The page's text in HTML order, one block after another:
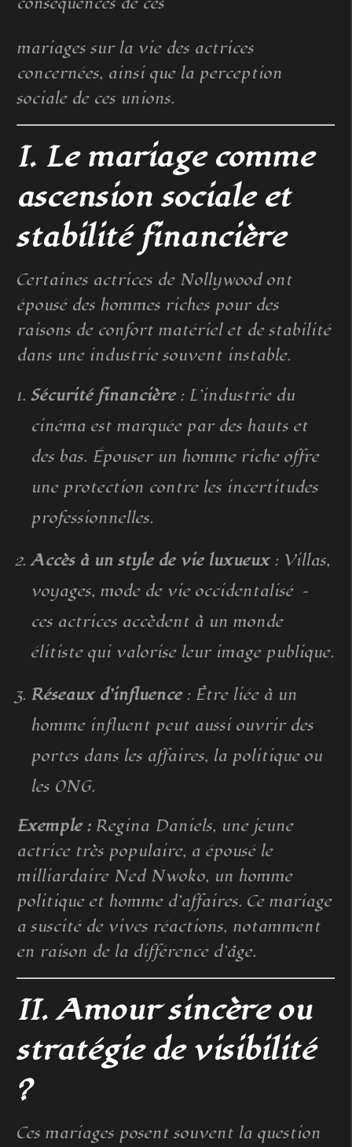
mariages sur la vie des actrices
concernées, ainsi que la perception
sociale de ces unions.
I. Le mariage comme
ascension sociale et
stabilité financière
Certaines actrices de Nollywood ont
épousé des hommes riches pour des
raisons de confort matériel et de stabilité
dans une industrie souvent instable.
Sécurité financière: L’industrie du
cinéma est marquée par des hauts et
des bas. Épouser un homme riche offre
une protection contre les incertitudes
professionnelles.
Accès à un style de vie luxueux: Villas,
voyages, mode de vie occidentalisé —
ces actrices accèdent à un monde
élitiste qui valorise leur image publique.
Réseaux d’influence: Être liée à un
homme influent peut aussi ouvrir des
portes dans les affaires, la politique ou
les ONG.
Exemple :Regina Daniels, une jeune
actrice très populaire, a épousé le
milliardaire Ned Nwoko, un homme
politique et homme d’affaires. Ce mariage
a suscité de vives réactions, notamment
en raison de la différence d’âge.
II. Amour sincère ou
stratégie de visibilité
?
Ces mariages posent souvent la question